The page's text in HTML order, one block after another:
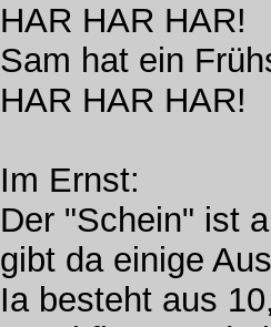
HAR HAR HAR!
Sam hat ein
HAR HAR HAR!
Im Ernst:
Der "Schein" ist
gibt da einige
Ia besteht aus